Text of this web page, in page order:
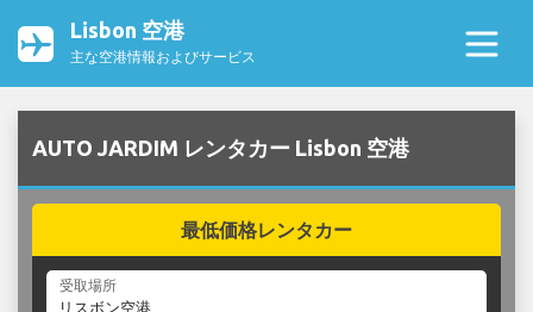
Lisbon 空港
主な空港情報およびサービス
AUTO JARDIM レンタカー Lisbon 空港
最低価格レンタカー
受取場所